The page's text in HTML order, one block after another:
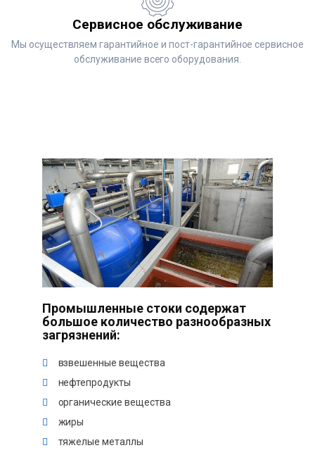
Сервисное обслуживание
Мы осуществляем гарантийное и пост-гарантийное сервисное
обслуживание всего оборудования.
Промышленные стоки содержат
большое количество разнообразных
загрязнений:
взвешенные вещества
нефтепродукты
органические вещества
жиры
тяжелые металлы